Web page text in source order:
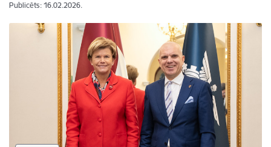
Publicēts: 16.02.2026.